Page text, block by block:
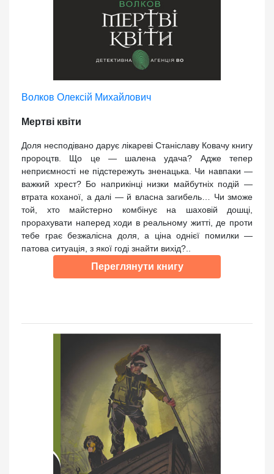
Волков Олексій Михайлович
Мертві квіти
Доля несподівано дарує лікареві Станіславу Ковачу книгу
пророцтв. Що це — шалена удача? Адже тепер
неприємності не підстережуть зненацька. Чи навпаки —
важкий хрест? Бо наприкінці низки майбутніх подій —
втрата коханої, а далі — й власна загибель… Чи зможе
той, хто майстерно комбінує на шаховій дошці,
прорахувати наперед ходи в реальному житті, де проти
тебе грає безжалісна доля, а ціна однієї помилки —
патова ситуація, з якої годі знайти вихід?..
Переглянути книгу